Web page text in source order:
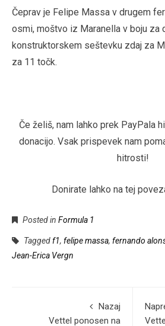
Čeprav je Felipe Massa v drugem
osmi, moštvo iz Maranella v boju za
konstruktorskem seštevku zdaj za
za 11 točk.
Če želiš, nam lahko prek PayPala
donacijo. Vsak prispevek nam
hitrosti!
Donirate lahko na tej
Posted in Formula 1
Taggedf1, felipe massa, fernando
Jean-Erica Vergn
Nazaj
Vettel ponosen na